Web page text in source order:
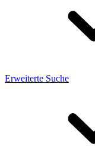
Erweiterte Suche